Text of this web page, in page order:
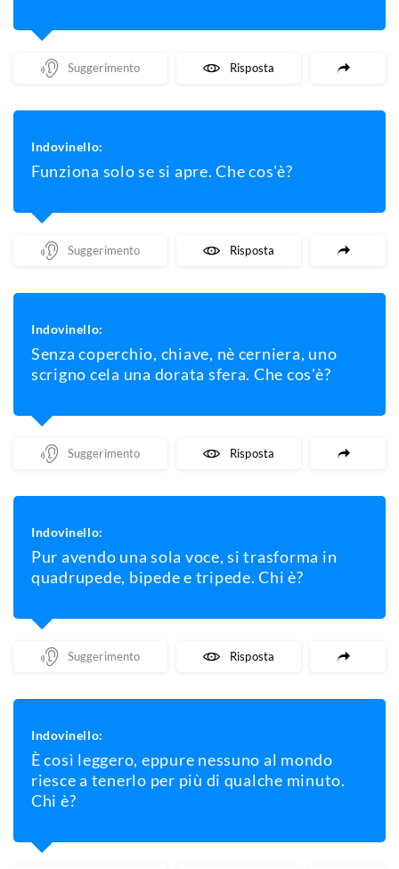
Mostra Un Suggerimento Mostra La Risposta
Indovinello:
Funziona solo se si apre. Che cos'è?
Mostra Un Suggerimento Mostra La Risposta
Indovinello:
Senza coperchio, chiave, nè cerniera, uno
scrigno cela una dorata sfera. Che cos'è?
Mostra Un Suggerimento Mostra La Risposta
Indovinello:
Pur avendo una sola voce, si trasforma in
quadrupede, bipede e tripede. Chi è?
Mostra Un Suggerimento Mostra La Risposta
Indovinello:
È così leggero, eppure nessuno al mondo
riesce a tenerlo per più di qualche minuto.
Chi è?